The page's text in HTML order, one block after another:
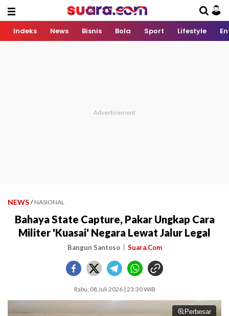
Indeks News Bisnis Bola Sport Lifestyle
NEWS / NASIONAL
Bahaya State Capture, Pakar Ungkap Cara
Militer 'Kuasai' Negara Lewat Jalur Legal
Bangun Santoso Suara.Com
Rabu, 08 Juli 2026 | 23:30 WIB
Perbesar